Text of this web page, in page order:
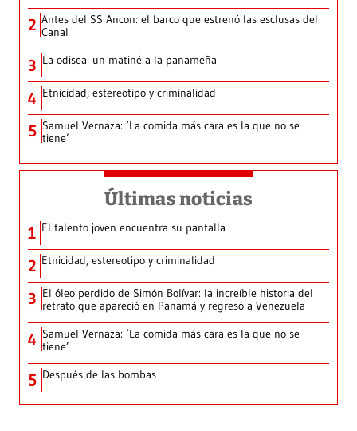
2 Antes del SS Ancon: el barco que estrenó las esclusas del
Canal
3 La odisea: un matiné a la panameña
4 Etnicidad, estereotipo y criminalidad
5 Samuel Vernaza: ‘La comida más cara es la que no se
tiene’
Últimas noticias
1 El talento joven encuentra su pantalla​
2 Etnicidad, estereotipo y criminalidad
3 El óleo perdido de Simón Bolívar: la increíble historia del
retrato que apareció en Panamá y regresó a Venezuela
4 Samuel Vernaza: ‘La comida más cara es la que no se
tiene’
5 Después de las bombas